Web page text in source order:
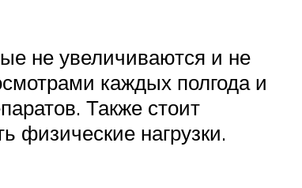
не увеличиваются и не
каждых полгода и
Также стоит
физические нагрузки.